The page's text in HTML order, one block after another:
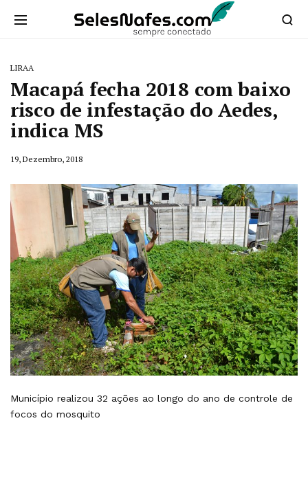
LIRAA
Macapá fecha 2018 com baixo
risco de infestação do Aedes,
indica MS
19, Dezembro, 2018
Município realizou 32 ações ao longo do ano de controle de
focos do mosquito